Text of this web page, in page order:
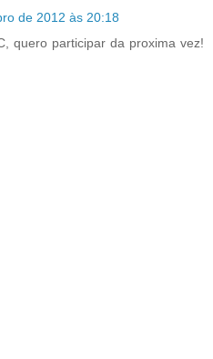
de 2012 às 20:18
quero participar da proxima vez!